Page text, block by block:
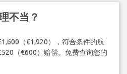
不当？
（€1,920），符合条件的航
（€600）赔偿。免费查询您的